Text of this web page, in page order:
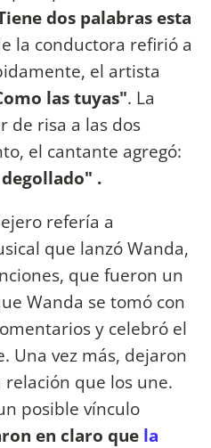
dos palabras esta
la conductora refirió a
el artista
las tuyas". La
de risa a las dos
el cantante agregó:
.
refería a
que lanzó Wanda,
que fueron un
Wanda se tomó con
y celebró el
Una vez más, dejaron
que los une.
posible vínculo
en claro que la